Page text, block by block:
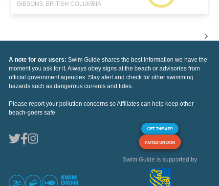
GIBSONS, BRITISH COLUMBIA
A note for our users: Swim Guide shares the best information we have the
moment you ask for it. Always obey signs at the beach or advisories from
official government agencies. Stay alert and check for other swimming
hazards such as dangerous currents and tides.
Please report your pollution concerns so Affiliates can help keep other
beach-goers safe.
GET THE APP
FAITES UN DON
Swim Guide is supported by